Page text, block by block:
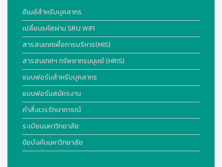
อีเมล์สำหรับบุคลากร
เปลี่ยนรหัสผ่าน SRU WIFI
สารสนเทศเพื่อการบริหาร(MIS)
สารสนเทศฯ ทรัพยากรมนุษย์ (HRIS)
แบบฟอร์มสำหรับบุคลากร
แบบฟอร์มสมัครงาน
คำสั่งเวรรักษาการณ์
ระเบียบมหาวิทยาลัย
ข้อบังคับมหาวิทยาลัย